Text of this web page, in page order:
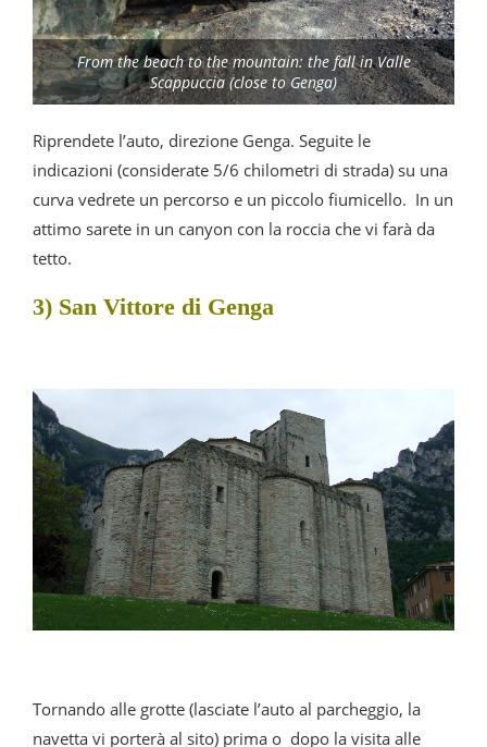
From the beach to the mountain: the fall in Valle
Scappuccia (close to Genga)
Riprendete l’auto, direzione Genga. Seguite le
indicazioni (considerate 5/6 chilometri di strada) su una
curva vedrete un percorso e un piccolo fiumicello. In un
attimo sarete in un canyon con la roccia che vi farà da
tetto.
3) San Vittore di Genga
Tornando alle grotte (lasciate l’auto al parcheggio, la
navetta vi porterà al sito) prima o dopo la visita alle